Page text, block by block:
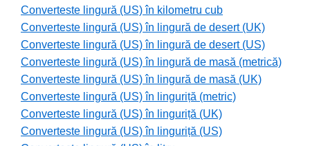
Converteste lingură (US) în kilometru cub
Converteste lingură (US) în lingură de desert (UK)
Converteste lingură (US) în lingură de desert (US)
Converteste lingură (US) în lingură de masă (metrică)
Converteste lingură (US) în lingură de masă (UK)
Converteste lingură (US) în linguriță (metric)
Converteste lingură (US) în linguriță (UK)
Converteste lingură (US) în linguriță (US)